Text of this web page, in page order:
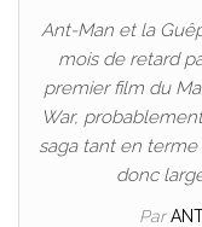
Ant-Man et la
mois de retard
premier film du
War,
saga tant en
donc
Par